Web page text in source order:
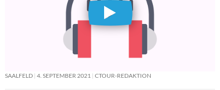
SAALFELD 4. SEPTEMBER 2021 CTOUR-REDAKTION